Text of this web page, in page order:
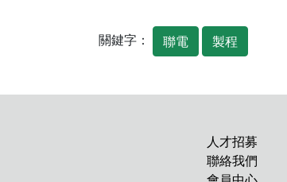
關鍵字： 聯電 製程
人才招募
聯絡我們